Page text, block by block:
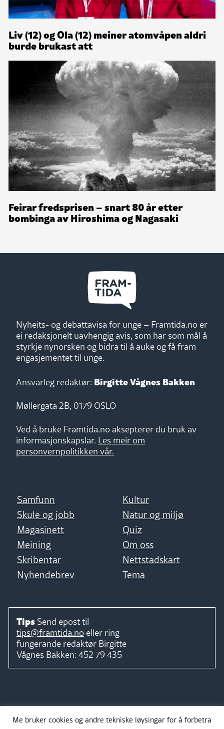
Liv (12) og Ola (12) meiner atomvåpen aldri
burde brukast att
Feirar fredsprisen – snart 80 år etter
bombinga av Hiroshima og Nagasaki
Nyheits- og debattavisa for unge – Framtida.no er
ei redaksjonelt uavhengig avis, som har som mål å
styrkje nynorsken og bidra til å auke og få fram
engasjementet til unge.
Ansvarleg redaktør: Birgitte Vågnes Bakken
Møllergata 2B, 0179 OSLO
Ved å bruke Framtida.no aksepterer du bruk av
informasjonskapslar. Les meir om
personvernpolitikken vår.
Samfunn
Kultur
Skule og jobb
Natur og miljø
Magasinett
Quiz
Meining
Om oss
Skribentar
Nettstadskart
Nyhendebrev
Tema
Tips Send epost til
tips@framtida.no eller ring
fungerande redaktør Birgitte
Vågnes Bakken: 452 79 435
Me bruker cookies og andre tekniske løysingar for å forbetra